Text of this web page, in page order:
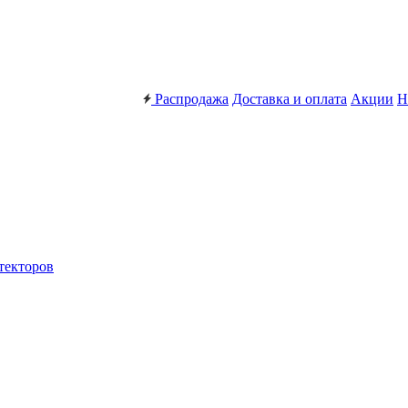
Распродажа Доставка и оплата Акции